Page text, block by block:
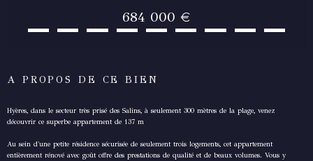
684 000 €
A PROPOS DE CE BIEN
Hyères, dans le secteur très prisé des Salins, à seulement 300 mètres de la plage, venez
découvrir ce superbe appartement de 137 m
Au sein d'une petite résidence sécurisée de seulement trois logements, cet appartement
entièrement rénové avec goût offre des prestations de qualité et de beaux volumes. Vous y